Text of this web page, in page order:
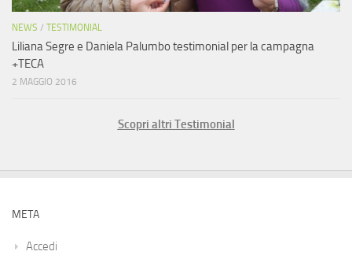
NEWS / TESTIMONIAL
Liliana Segre e Daniela Palumbo testimonial per la campagna
+TECA
2 MAGGIO 2016
Scopri altri Testimonial
META
Accedi